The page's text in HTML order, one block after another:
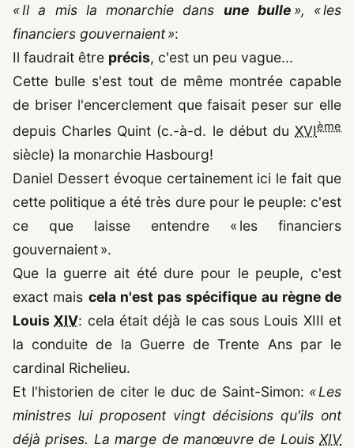
« Il a mis la monarchie dans une bulle», « les
financiers gouvernaient »:
Il faudrait être précis, c'est un peu vague...
Cette bulle s'est tout de même montrée capable
de briser l'encerclement que faisait peser sur elle
depuis Charles Quint (c.-à-d. le début du XVIème
siècle) la monarchie Hasbourg!
Daniel Dessert évoque certainement ici le fait que
cette politique a été très dure pour le peuple: c'est
ce que laisse entendre « les financiers
gouvernaient ».
Que la guerre ait été dure pour le peuple, c'est
exact mais cela n'est pas spécifique au règne de
LouisXIV: cela était déjà le cas sous Louis XIII et
la conduite de la Guerre de Trente Ans par le
cardinal Richelieu.
Et l'historien de citer le duc de Saint-Simon: « Les
ministres lui proposent vingt décisions qu'ils ont
déjà prises. La marge de manœuvre de Louis XIV